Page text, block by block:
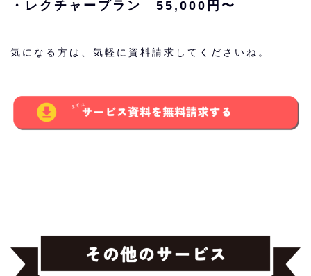
・レクチャープラン 55,000円〜
気になる方は、気軽に資料請求してくださいね。